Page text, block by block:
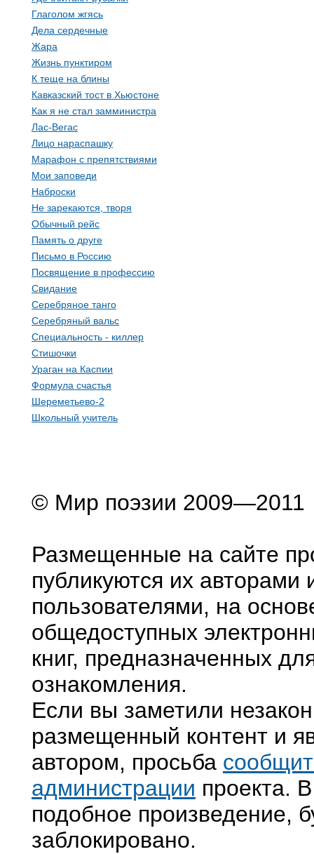
Глаголом жгясь
Дела сердечные
Жара
Жизнь пунктиром
К теще на блины
Кавказский тост в Хьюстоне
Как я не стал замминистра
Лас-Вегас
Лицо нараспашку
Марафон с препятствиями
Мои заповеди
Наброски
Не зарекаются, творя
Обычный рейс
Память о друге
Письмо в Россию
Посвящение в профессию
Свидание
Серебряное танго
Серебряный вальс
Специальность - киллер
Стишочки
Ураган на Каспии
Формула счастья
Шереметьево-2
Школьный учитель
© Мир поэзии 2009—2011
Размещенные на сайте
публикуются их авторами
пользователями, на
общедоступных
книг, предназначенных
ознакомления.
Если вы заметили
размещенный контент и
автором, просьба
администрации проекта.
подобное произведение,
заблокировано.